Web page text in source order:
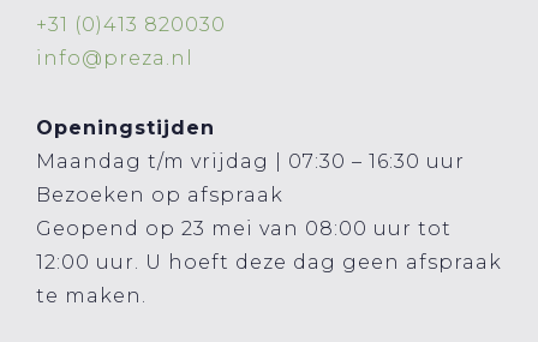
+31 (0)413 820030
info@preza.nl
Openingstijden
Maandag t/m vrijdag | 07:30 – 16:30 uur
Bezoeken op afspraak
Geopend op 23 mei van 08:00 uur tot
12:00 uur. U hoeft deze dag geen afspraak
te maken.